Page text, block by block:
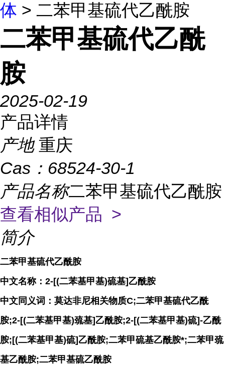
体 > 二苯甲基硫代乙酰胺
二苯甲基硫代乙酰
胺
2025-02-19
产品详情
产地 重庆
Cas： 68524-30-1
产品名称二苯甲基硫代乙酰胺
查看相似产品 >
简介
二苯甲基硫代乙酰胺
中文名称：2-[(二苯基甲基)硫基]乙酰胺
中文同义词：莫达非尼相关物质C;二苯甲基硫代乙酰
胺;2-[(二苯基甲基)巯基]乙酰胺;2-[(二苯基甲基)硫]-乙酰
胺;[(二苯基甲基)硫]乙酰胺;二苯甲硫基乙酰胺*;二苯甲巯
基乙酰胺;二苯甲基硫乙酰胺